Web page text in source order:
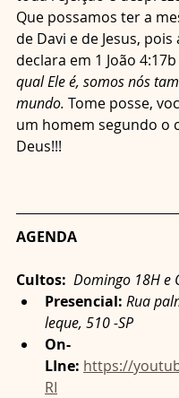
Que possamos ter a
de Davi e de Jesus, pois
declara em 1 João 4:17b
qual Ele é, somos nós
mundo. Tome posse,
um homem segundo o
Deus!!!
AGENDA
Cultos: Domingo 18H e
Presencial: Rua
leque, 510 -SP
On-
LIne: https://
RI